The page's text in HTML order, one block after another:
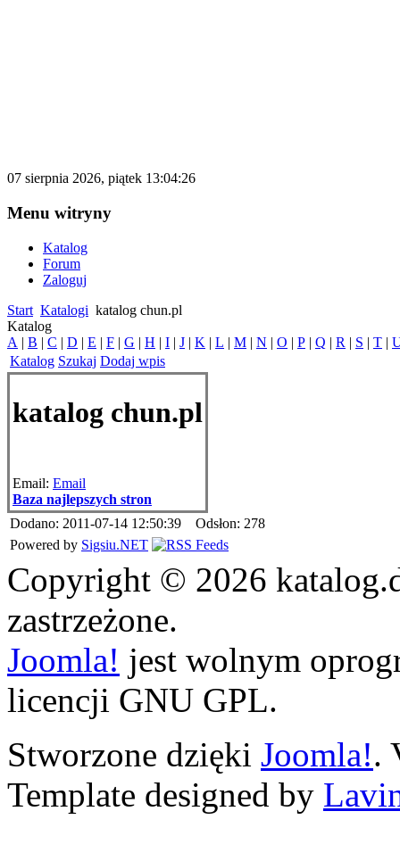
07 sierpnia 2026, piątek 13:04:26
Menu witryny
Katalog
Forum
Zaloguj
Start Katalogi katalog chun.pl
Katalog
A | B | C | D | E | F | G | H | I | J | K | L | M | N | O | P | Q | R | S | T |
Katalog Szukaj Dodaj wpis
katalog chun.pl
Email: Email
Baza najlepszych stron
Dodano: 2011-07-14 12:50:39 Odsłon: 278
Powered by Sigsiu.NET
Copyright © 2026
zastrzeżone.
Joomla! jest wolnym
licencji GNU GPL.
Stworzone dzięki Joomla!.
Template designed by